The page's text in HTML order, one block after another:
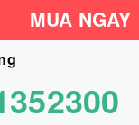
MUA NGAY